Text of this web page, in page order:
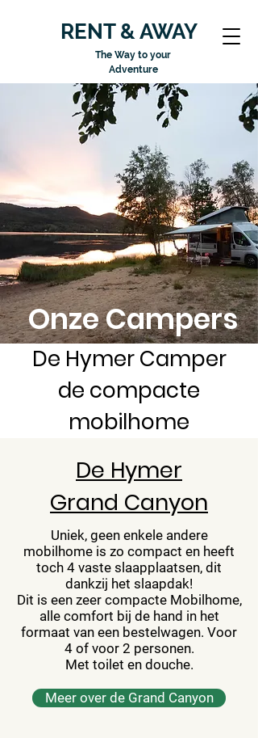
RENT & AWAY
The Way to your
Adventure
Onze Campers
De Hymer Camper
de compacte
mobilhome
De Hymer
Grand Canyon
Uniek, geen enkele andere
mobilhome is zo compact en heeft
toch 4 vaste slaapplaatsen, dit
dankzij het slaapdak!
Dit is een zeer compacte Mobilhome,
alle comfort bij de hand in het
formaat van een bestelwagen. Voor
4 of voor 2 personen.
Met toilet en douche.
Meer over de Grand Canyon